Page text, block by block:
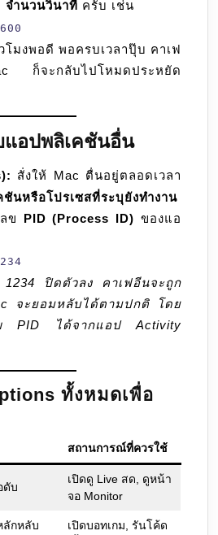
จำนวนวินาที ครับ เช่น
โมงพอดี พอครบเวลาปุ๊บ คาเฟ
ก็จะกลับไปโหมดประหยัด
แอปพลิเคชันอื่น
สั่งให้ Mac ตื่นอยู่ตลอดเวลา
นหรือโปรเซสที่ระบุยังทำงาน
ข PID (Process ID) ของแอ
ปิดตัวลง คาเฟอีนจะถูก
จะยอมหลับได้ตามปกติ โดย
ข PID ได้จากแอป Activity
ทั้งหมดเพื่อ
สถานการณ์ที่ควรใช้
ดับ
เปิดดู Live สด, ดูหน้า
จอ Monitor
ลักหลับ เปิดบอทเกม, รันโค้ด